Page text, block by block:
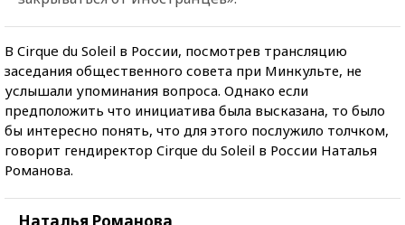
В Cirque du Soleil в России, посмотрев трансляцию
заседания общественного совета при Минкульте, не
услышали упоминания вопроса. Однако если
предположить что инициатива была высказана, то было
бы интересно понять, что для этого послужило толчком,
говорит гендиректор Cirque du Soleil в России Наталья
Романова.
Наталья Романова